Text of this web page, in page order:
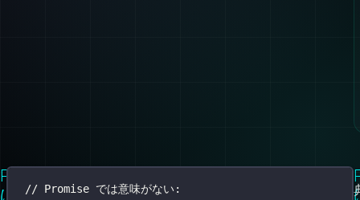
Promise
は
// Promise では意味がない: